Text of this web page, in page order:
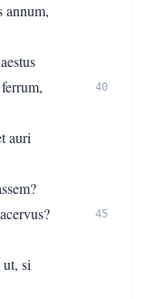
annum,
40
auri
45
si